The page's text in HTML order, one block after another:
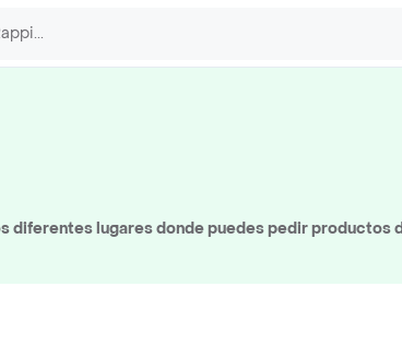
lugares donde puedes pedir productos